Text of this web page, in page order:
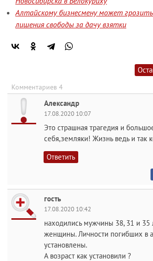
Алтайскому бизнесмену может
лишения свободы за дачу взятки
Комментариев 4
Александр
17.08.2020 10:07
Это страшная трагедия и
себя,земляки! Жизнь ведь и так
Ответить
гость
17.08.2020 10:42
находились мужчины 38, 31 и 35
женщины. Личности погибших в
установлены.
А возраст как установили ?